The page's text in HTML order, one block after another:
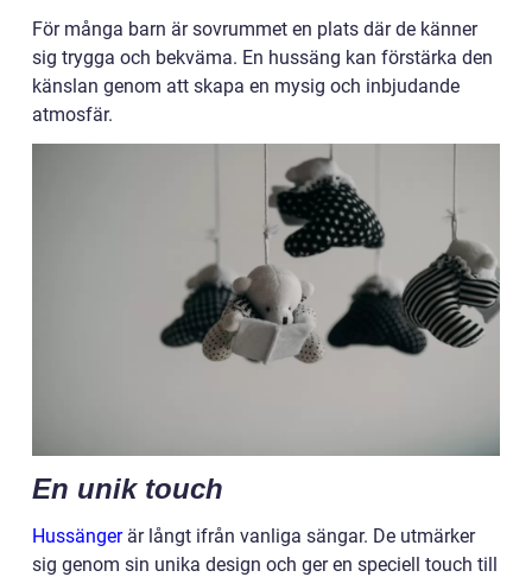
För många barn är sovrummet en plats där de känner
sig trygga och bekväma. En hussäng kan förstärka den
känslan genom att skapa en mysig och inbjudande
atmosfär.
En unik touch
Hussängerär långt ifrån vanliga sängar. De utmärker
sig genom sin unika design och ger en speciell touch till